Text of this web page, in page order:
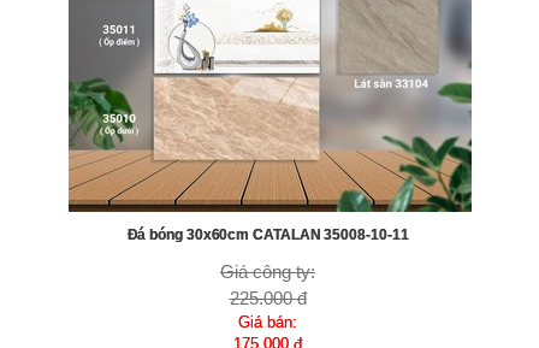
Đá bóng 30x60cm CATALAN 35008-10-11
Giá công ty:
225.000 đ
Giá bán:
175.000 đ